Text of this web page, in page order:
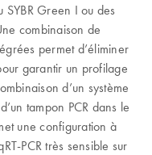
Green I ou des
combinaison de
permet d’éliminer
garantir un profilage
d’un système
tampon PCR dans le
une configuration à
PCR très sensible sur